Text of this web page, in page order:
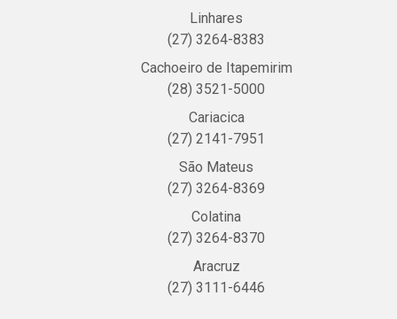
Linhares
(27) 3264-8383
Cachoeiro de Itapemirim
(28) 3521-5000
Cariacica
(27) 2141-7951
São Mateus
(27) 3264-8369
Colatina
(27) 3264-8370
Aracruz
(27) 3111-6446